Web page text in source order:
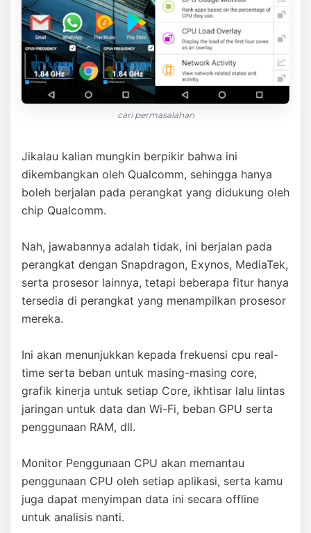
cari permasalahan
Jikalau kalian mungkin berpikir bahwa ini
dikembangkan oleh Qualcomm, sehingga hanya
boleh berjalan pada perangkat yang didukung oleh
chip Qualcomm.
Nah, jawabannya adalah tidak, ini berjalan pada
perangkat dengan Snapdragon, Exynos, MediaTek,
serta prosesor lainnya, tetapi beberapa fitur hanya
tersedia di perangkat yang menampilkan prosesor
mereka.
Ini akan menunjukkan kepada frekuensi cpu real-
time serta beban untuk masing-masing core,
grafik kinerja untuk setiap Core, ikhtisar lalu lintas
jaringan untuk data dan Wi-Fi, beban GPU serta
penggunaan RAM, dll.
Monitor Penggunaan CPU akan memantau
penggunaan CPU oleh setiap aplikasi, serta kamu
juga dapat menyimpan data ini secara offline
untuk analisis nanti.